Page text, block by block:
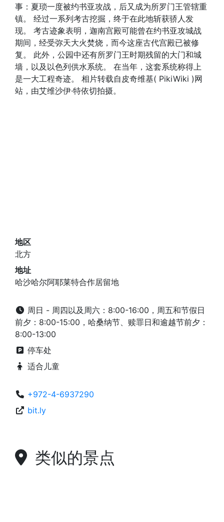
事：夏琐一度被约书亚攻战，后又成为所罗门王管辖重
镇。 经过一系列考古挖掘，终于在此地斩获骄人发
现。 考古迹象表明，迦南宫殿可能曾在约书亚攻城战
期间，经受弥天大火焚烧，而今这座古代宫殿已被修
复。 此外，公园中还有所罗门王时期残留的大门和城
墙，以及以色列供水系统。 在当年，这套系统称得上
是一大工程奇迹。 相片转载自皮奇维基( PikiWiki )网
站，由艾维沙伊·特依切拍摄。
地区
北方
地址
哈沙哈尔阿耶莱特合作居留地
周日 - 周四以及周六：8:00-16:00，周五和节假日
前夕：8:00-15:00，哈桑纳节、赎罪日和逾越节前夕：
8:00-13:00
停车处
适合儿童
+972-4-6937290
bit.ly
类似的景点